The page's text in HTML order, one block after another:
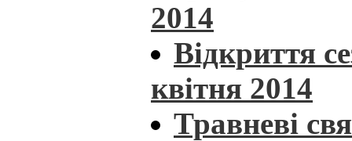
2014
Відкриття
квітня 2014
Травневі